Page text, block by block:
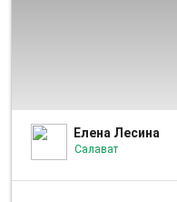
Елена Лесина
Салават